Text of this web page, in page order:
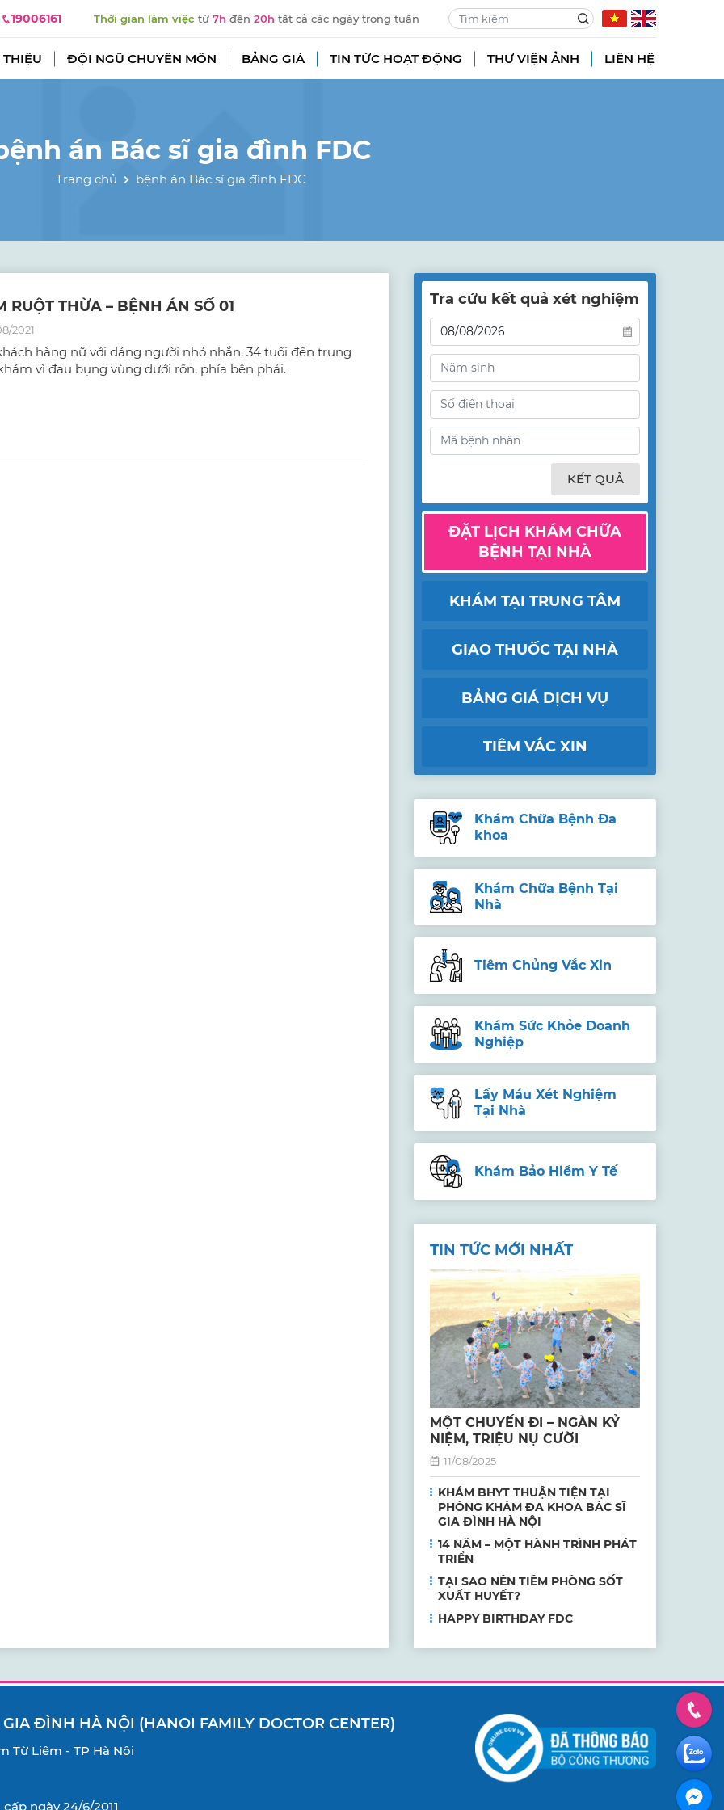
19006161 Thời gian làm việc từ 7h đến 20h tất cả các ngày trong tuần
ĐỘI NGŨ CHUYÊN MÔN BẢNG GIÁ TIN TỨC HOẠT ĐỘNG THƯ VIỆN ẢNH LIÊN HỆ
án Bác sĩ gia đình FDC
Trang chủ bệnh án Bác sĩ gia đình FDC
RUỘT THỪA – BỆNH ÁN SỐ 01
2021
hàng nữ với dáng người nhỏ nhắn, 34 tuổi đến trung
vì đau bụng vùng dưới rốn, phía bên phải.
Tra cứu kết quả xét nghiệm
KẾT QUẢ
ĐẶT LỊCH KHÁM CHỮA
BỆNH TẠI NHÀ
KHÁM TẠI TRUNG TÂM
GIAO THUỐC TẠI NHÀ
BẢNG GIÁ DỊCH VỤ
TIÊM VẮC XIN
Khám Chữa Bệnh Đa
khoa
Khám Chữa Bệnh Tại
Nhà
Tiêm Chủng Vắc Xin
Khám Sức Khỏe Doanh
Nghiệp
Lấy Máu Xét Nghiệm
Tại Nhà
Khám Bảo Hiểm Y Tế
TIN TỨC MỚI NHẤT
MỘT CHUYẾN ĐI – NGÀN KỶ
NIỆM, TRIỆU NỤ CƯỜI
11/08/2025
KHÁM BHYT THUẬN TIỆN TẠI
PHÒNG KHÁM ĐA KHOA BÁC SĨ
GIA ĐÌNH HÀ NỘI
14 NĂM – MỘT HÀNH TRÌNH PHÁT
TRIỂN
TẠI SAO NÊN TIÊM PHÒNG SỐT
XUẤT HUYẾT?
HAPPY BIRTHDAY FDC
ĐÌNH HÀ NỘI (HANOI FAMILY DOCTOR CENTER)
Từ Liêm - TP Hà Nội
ngày 24/6/2011